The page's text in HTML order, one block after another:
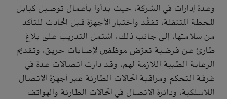
وعدة إدارات في الشركة، حيث بدأوا بأعمال توصيل كيابل
المحطة المتنقلة، تفقُّد واختبار الأجهزة قبل الحادث للتأكد
من سلامتها. إلى جانب ذلك، اشتمل التدريب على بلاغ
طارئ عن فرضية تعرُّض موظفين لإصابات حريق، وتقديم
الرعاية الطبية اللازمة لهم. وقد دارت اتصالات عدة في
غرفة التحكم ومراقبة الحالات الطارئة عبر أجهزة الاتصال
اللاسلكية، ودائرة الاتصال في الحالات الطارئة والهواتف